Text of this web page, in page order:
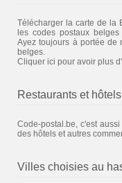
Télécharger la carte de la
les codes postaux belges
Ayez toujours à portée de
belges.
Cliquer ici pour avoir plus
Restaurants et hôtels
Code-postal.be, c'est
des hôtels et autres
Villes choisies au